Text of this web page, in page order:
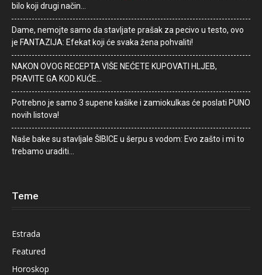
bilo koji drugi način…
Dame, nemojte samo da stavljate prašak za pecivo u testo, ovo
je FANTAZIJA: Efekat koji će svaka žena pohvaliti!
NAKON OVOG RECEPTA VIŠE NEĆETE KUPOVATI HLJEB,
PRAVITE GA KOD KUĆE…
Potrebno je samo 3 supene kašike i zamiokulkas će poslati PUNO
novih listova!
Naše bake su stavljale ŠIBICE u šerpu s vodom: Evo zašto i mi to
trebamo uraditi…
Teme
Estrada
Featured
Horoskop